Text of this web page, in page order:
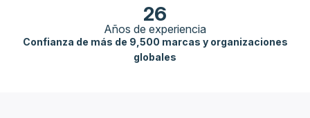
26
Años de experiencia
Confianza de más de 9,500 marcas y organizaciones
globales